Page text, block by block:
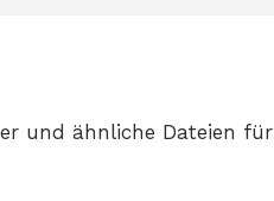
und ähnliche Dateien für